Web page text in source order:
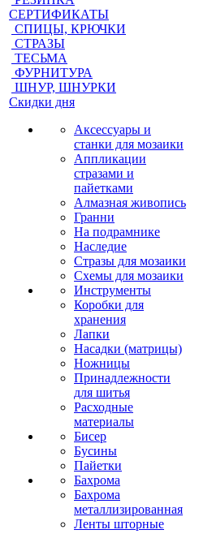
СЕРТИФИКАТЫ
СПИЦЫ, КРЮЧКИ
СТРАЗЫ
ТЕСЬМА
ФУРНИТУРА
ШНУР, ШНУРКИ
Скидки дня
Аксессуары и
станки для мозаики
Аппликации
стразами и
пайетками
Алмазная живопись
Гранни
На подрамнике
Наследие
Стразы для мозаики
Схемы для мозаики
Инструменты
Коробки для
хранения
Лапки
Насадки (матрицы)
Ножницы
Принадлежности
для шитья
Расходные
материалы
Бисер
Бусины
Пайетки
Бахрома
Бахрома
металлизированная
Ленты шторные